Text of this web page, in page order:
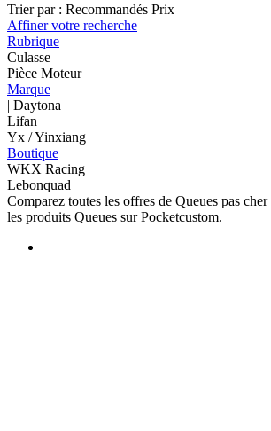
Trier par : Recommandés Prix
Affiner votre recherche
Rubrique
Culasse
Pièce Moteur
Marque
| Daytona
Lifan
Yx / Yinxiang
Boutique
WKX Racing
Lebonquad
Comparez toutes les offres de Queues pas
les produits Queues sur Pocketcustom.